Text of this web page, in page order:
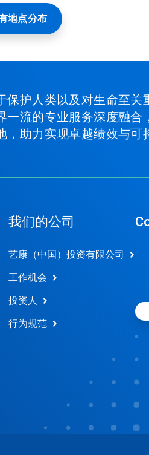
地点分布
护人类以及对生命至
流的专业服务深度融
助力实现卓越绩效与可
我们的公司
艺康（中国）投资有限公司
工作机会
投资人
行为规范